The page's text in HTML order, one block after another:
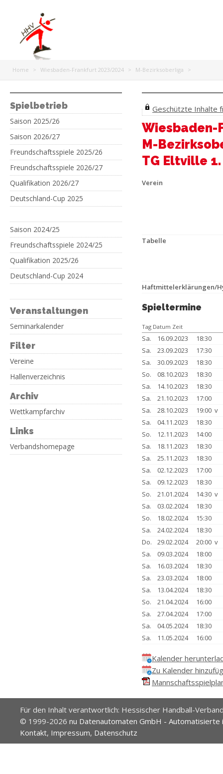
Home > Wiesbaden-Frankfurt 2023/2024 > M-Bezirksoberliga >
Spielbetrieb
Saison 2025/26
Saison 2026/27
Freundschaftsspiele 2025/26
Freundschaftsspiele 2026/27
Qualifikation 2026/27
Deutschland-Cup 2025
Saison 2024/25
Freundschaftsspiele 2024/25
Qualifikation 2025/26
Deutschland-Cup 2024
Veranstaltungen
Seminarkalender
Filter
Vereine
Hallenverzeichnis
Archiv
Wettkampfarchiv
Links
Verbandshomepage
Geschützte Inhalte
M-
TG Eltville
Verein
Tabelle
Haftmittelerklärungen/
Spieltermine
Tag Datum Zeit
Sa. 16.09.2023
18:30
Sa.
23.09.2023
17:30
Sa.
30.09.2023
18:30
So.
08.10.2023
18:30
Sa.
14.10.2023
18:30
Sa.
21.10.2023
17:00
Sa.
28.10.2023
19:00 v
Sa.
04.11.2023
18:30
So.
12.11.2023
14:00
Sa.
18.11.2023
18:30
Sa.
25.11.2023
18:30
Sa.
02.12.2023
17:00
Sa.
09.12.2023
18:30
So.
21.01.2024
14:30 v
Sa.
03.02.2024
18:30
So.
18.02.2024
15:30
Sa.
24.02.2024
18:30
Do.
29.02.2024
20:00 v
Sa.
09.03.2024
18:00
Sa.
16.03.2024
18:30
Sa.
23.03.2024
18:00
Sa.
13.04.2024
18:30
So.
21.04.2024
16:00
Sa.
27.04.2024
17:00
Sa.
04.05.2024
18:30
Sa.
11.05.2024 16:00
Kalender
Zu Kalender
Für den Inhalt verantwortlich: Hessischer Handball-
© 1999-2026 nu Datenautomaten GmbH -
Kontakt, Impressum, Datenschutz